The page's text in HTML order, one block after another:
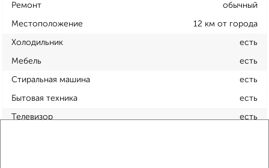
Ремонт обычный
Местоположение 12 км от города
Холодильник есть
Мебель есть
Стиральная машина есть
Бытовая техника есть
Телевизор есть